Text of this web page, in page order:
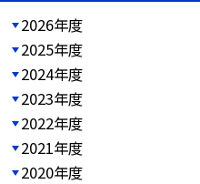
2026年度
2025年度
2024年度
2023年度
2022年度
2021年度
2020年度